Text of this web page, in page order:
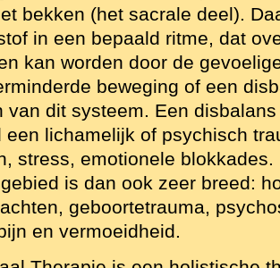
bekken (het sacrale deel).
in een bepaald ritme, dat
kan worden door de
beweging of een
van dit systeem. Een
een lichamelijk of psychisch
stress, emotionele blokkades.
is dan ook zeer breed:
geboortetrauma,
en vermoeidheid.